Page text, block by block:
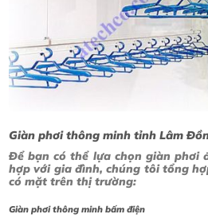
Giàn phơi thông minh tỉnh Lâm
Để bạn có thể lựa chọn giàn phơi
hợp với gia đình, chúng tôi tổng
có mặt trên thị trường:
Giàn phơi thông minh bấm điện